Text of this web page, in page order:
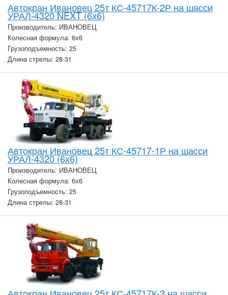
Автокран Ивановец 25т КС-45717К-2Р на шасси
УРАЛ-4320 NEXT (6х6)
Производитель: ИВАНОВЕЦ
Колесная формула: 6х6
Грузоподъемность: 25
Длина стрелы: 28-31
Автокран Ивановец 25т КС-45717-1Р на шасси
УРАЛ-4320 (6х6)
Производитель: ИВАНОВЕЦ
Колесная формула: 6х6
Грузоподъемность: 25
Длина стрелы: 28-31